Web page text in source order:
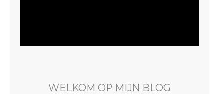
WELKOM OP MIJN BLOG